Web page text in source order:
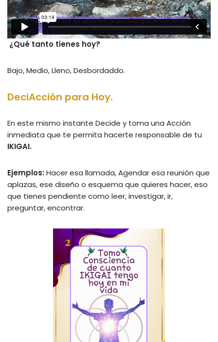
¿Qué tanto tienes hoy?
Bajo, Medio, Lleno, Desbordaddo.
DeciAcción para Hoy.
En este mismo instante Decide y toma una Acción
inmediata que te permita hacerte responsable de tu
IKIGAI.
Ejemplos: Hacer esa llamada, Agendar esa reunión que
aplazas, ese diseño o esquema que quieres hacer, eso
que tienes pendiente como leer, investigar, ir,
preguntar, encontrar.